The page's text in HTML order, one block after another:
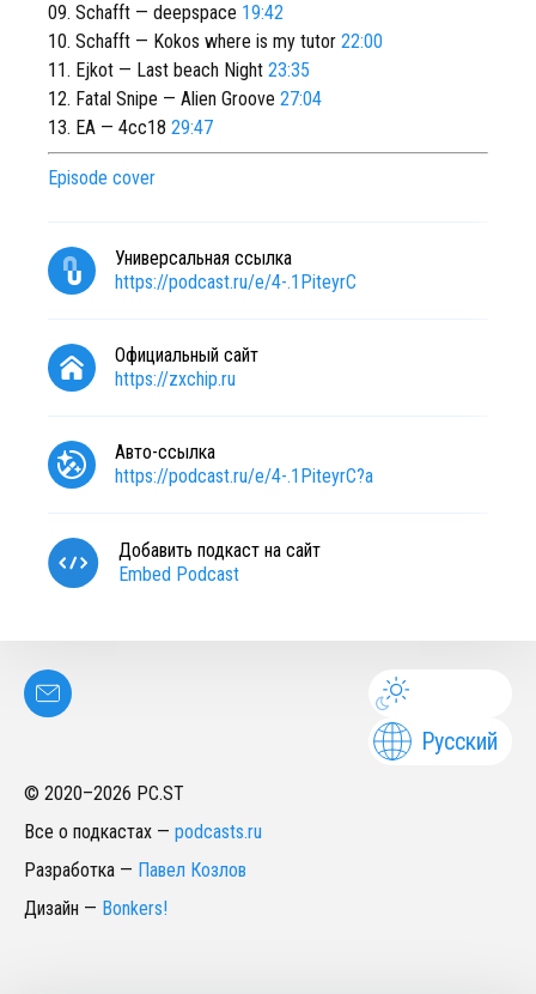
09. Schafft — deepspace 19:42
10. Schafft — Kokos where is my tutor 22:00
11. Ejkot — Last beach Night 23:35
12. Fatal Snipe — Alien Groove 27:04
13. EA — 4cc18 29:47
Episode cover
Универсальная ссылка
https://podcast.ru/e/4-.1PiteyrC
Официальный сайт
https://zxchip.ru
Авто-ссылка
https://podcast.ru/e/4-.1PiteyrC?a
Добавить подкаст на сайт
Embed Podcast
Русский
© 2020–2026 PC.ST
Все о подкастах — podcasts.ru
Разработка — Павел Козлов
Дизайн — Bonkers!